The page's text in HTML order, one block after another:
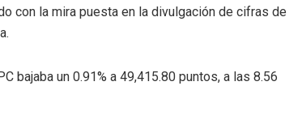
con la mira puesta en la divulgación de cifras de
bajaba un 0.91% a 49,415.80 puntos, a las 8.56